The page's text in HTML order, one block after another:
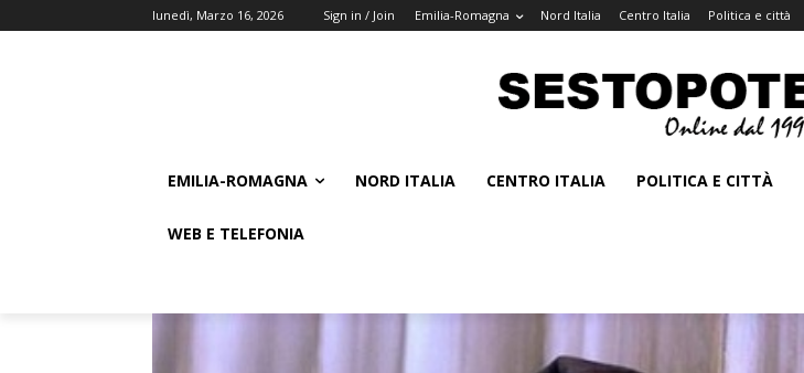
lunedì, Marzo 16, 2026 Sign in / Join Emilia-Romagna Nord Italia Centro Italia Politica e città
EMILIA-ROMAGNA NORD ITALIA CENTRO ITALIA POLITICA E CITTÀ
WEB E TELEFONIA